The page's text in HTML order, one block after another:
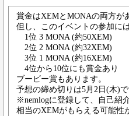
賞金はXEMとMONAの両方が
但し、このイベントの参加に
1位 3 MONA (約50XEM)
2位 2 MONA (約32XEM)
3位 1 MONA (約16XEM)
4位から10位にも賞金あり
ブービー賞もあります。
予想の締め切りは5月2日(木)
※nemlogに登録して、自己紹
相当のXEMがもらえる可能性